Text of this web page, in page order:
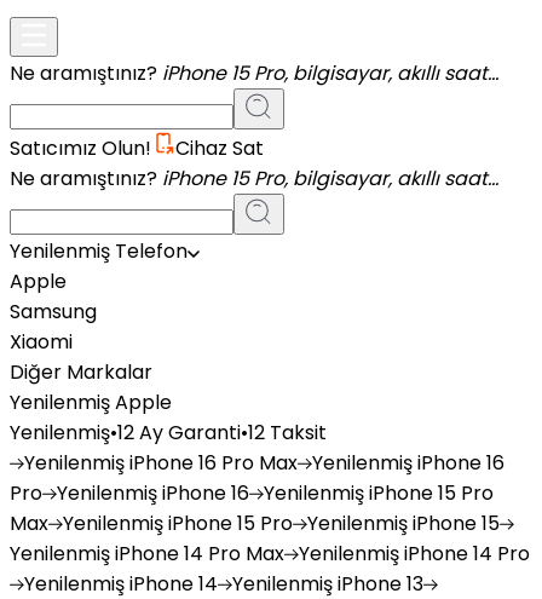
Ne aramıştınız? iPhone 15 Pro, bilgisayar, akıllı saat...
Satıcımız Olun!
Cihaz Sat
Ne aramıştınız? iPhone 15 Pro, bilgisayar, akıllı saat...
Yenilenmiş Telefon
Apple
Samsung
Xiaomi
Diğer Markalar
Yenilenmiş Apple
Yenilenmiş•12 Ay Garanti•12 Taksit
YenilenmişiPhone 16 Pro Max YenilenmişiPhone 16
Pro YenilenmişiPhone 16 YenilenmişiPhone 15 Pro
Max YenilenmişiPhone 15 Pro YenilenmişiPhone 15
YenilenmişiPhone 14 Pro Max YenilenmişiPhone 14 Pro
YenilenmişiPhone 14 YenilenmişiPhone 13